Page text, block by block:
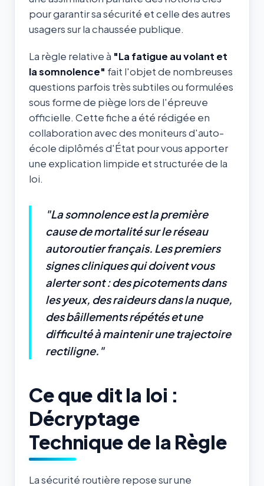
pour garantir sa sécurité et celle des autres
usagers sur la chaussée publique.
La règle relative à "La fatigue au volant et
la somnolence" fait l'objet de nombreuses
questions parfois très subtiles ou formulées
sous forme de piège lors de l'épreuve
officielle. Cette fiche a été rédigée en
collaboration avec des moniteurs d'auto-
école diplômés d'État pour vous apporter
une explication limpide et structurée de la
loi.
"La somnolence est la première
cause de mortalité sur le réseau
autoroutier français. Les premiers
signes cliniques qui doivent vous
alerter sont : des picotements dans
les yeux, des raideurs dans la nuque,
des bâillements répétés et une
difficulté à maintenir une trajectoire
rectiligne."
Ce que dit la loi :
Décryptage
Technique de la Règle
La sécurité routière repose sur une